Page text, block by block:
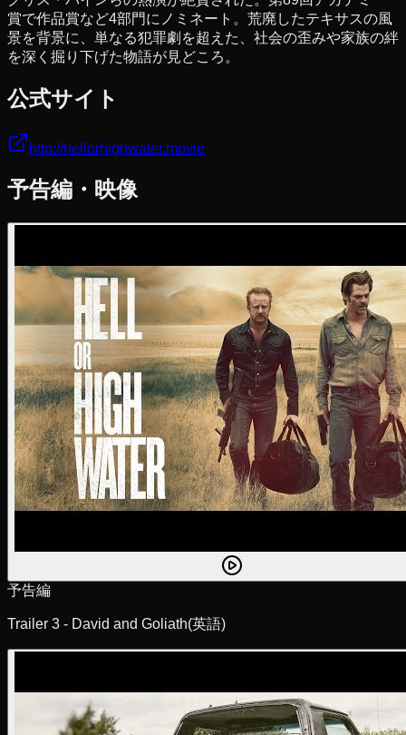
賞で作品賞など4部門にノミネート。荒廃したテキサスの風
景を背景に、単なる犯罪劇を超えた、社会の歪みや家族の絆
を深く掘り下げた物語が見どころ。
公式サイト
http://hellorhighwater.movie
予告編・映像
予告編
Trailer 3 - David and Goliath(英語)